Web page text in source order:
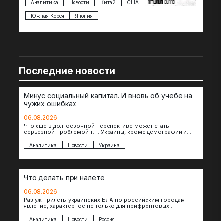
Аналитика Новости Китай США
Южная Корея Япония
Последние новости
Минус социальный капитал. И вновь об учебе на
чужих ошибках
06.08.2026
Что еще в долгосрочной перспективе может стать
серьезной проблемой т.н. Украины, кроме демографии и
которых будет…
Аналитика Новости Украина
Что делать при налете
06.08.2026
Раз уж прилеты украинских БЛА по российским городам —
явление, характерное не только для прифронтовых
Аналитика Новости Россия